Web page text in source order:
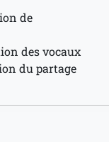
de
des vocaux
du partage